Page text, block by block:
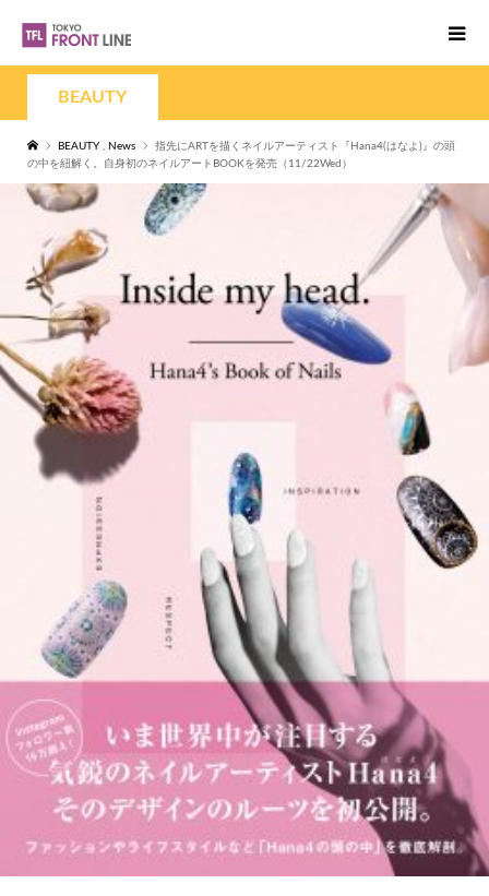
BEAUTY
BEAUTY , News
指先にARTを描くネイルアーティスト『Hana4(はなよ)』の頭
の中を紐解く。自身初のネイルアートBOOKを発売（11/22Wed）